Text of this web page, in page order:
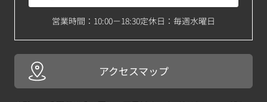
営業時間：10:00－18:30定休日：毎週水曜日
アクセスマップ